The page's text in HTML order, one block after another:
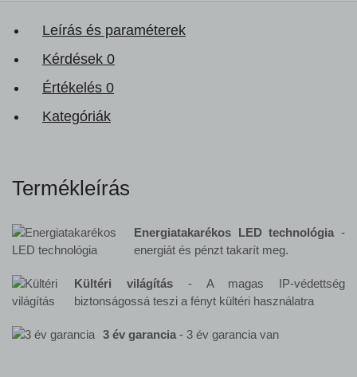
Leírás és paraméterek
Kérdések 0
Értékelés 0
Kategóriák
Termékleírás
Energiatakarékos LED technológia -
energiát és pénzt takarít meg.
Kültéri világítás - A magas IP-védettség
biztonságossá teszi a fényt kültéri használatra
3 év garancia - 3 év garancia van